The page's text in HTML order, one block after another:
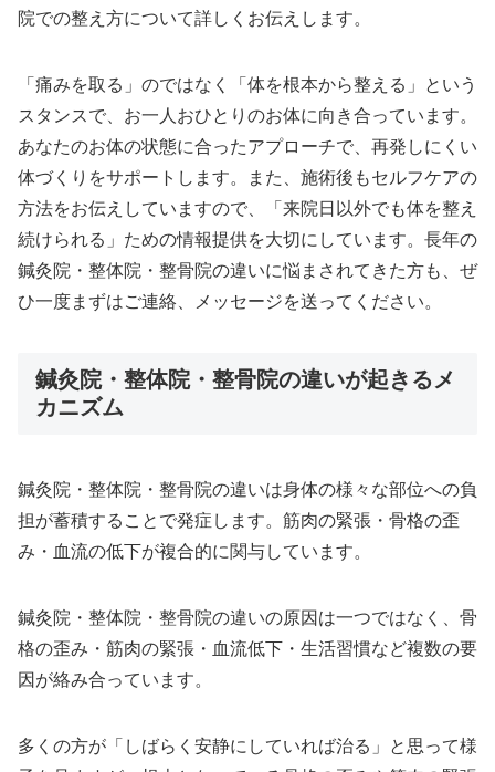
院での整え方について詳しくお伝えします。
「痛みを取る」のではなく「体を根本から整える」という
スタンスで、お一人おひとりのお体に向き合っています。
あなたのお体の状態に合ったアプローチで、再発しにくい
体づくりをサポートします。また、施術後もセルフケアの
方法をお伝えしていますので、「来院日以外でも体を整え
続けられる」ための情報提供を大切にしています。長年の
鍼灸院・整体院・整骨院の違いに悩まされてきた方も、ぜ
ひ一度まずはご連絡、メッセージを送ってください。
鍼灸院・整体院・整骨院の違いが起きるメ
カニズム
鍼灸院・整体院・整骨院の違いは身体の様々な部位への負
担が蓄積することで発症します。筋肉の緊張・骨格の歪
み・血流の低下が複合的に関与しています。
鍼灸院・整体院・整骨院の違いの原因は一つではなく、骨
格の歪み・筋肉の緊張・血流低下・生活習慣など複数の要
因が絡み合っています。
多くの方が「しばらく安静にしていれば治る」と思って様